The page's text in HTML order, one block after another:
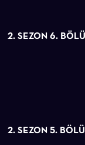
2. SEZON 6.
2. SEZON 5.